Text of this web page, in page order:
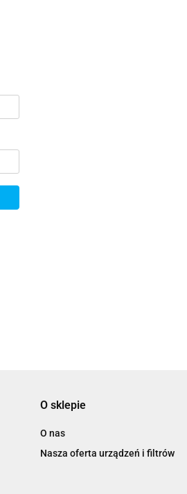
O sklepie
O nas
Nasza oferta urządzeń i filtrów